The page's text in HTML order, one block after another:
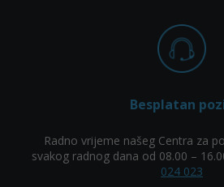
Besplatan
Radno vrijeme našeg Centra za
svakog radnog dana od 08.00 –
024 023